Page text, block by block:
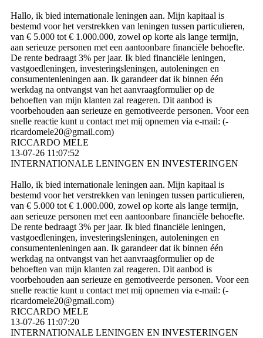
Hallo, ik bied internationale leningen aan. Mijn kapitaal is
bestemd voor het verstrekken van leningen tussen particulieren,
van € 5.000 tot € 1.000.000, zowel op korte als lange termijn,
aan serieuze personen met een aantoonbare financiële behoefte.
De rente bedraagt ​​3% per jaar. Ik bied financiële leningen,
vastgoedleningen, investeringsleningen, autoleningen en
consumentenleningen aan. Ik garandeer dat ik binnen één
werkdag na ontvangst van het aanvraagformulier op de
behoeften van mijn klanten zal reageren. Dit aanbod is
voorbehouden aan serieuze en gemotiveerde personen. Voor een
snelle reactie kunt u contact met mij opnemen via e-mail: (­
ricardomele20@­gmail.­com)­
RICCARDO MELE
13-07-26 11:07:52
INTERNATIONALE LENINGEN EN INVESTERINGEN
Hallo, ik bied internationale leningen aan. Mijn kapitaal is
bestemd voor het verstrekken van leningen tussen particulieren,
van € 5.000 tot € 1.000.000, zowel op korte als lange termijn,
aan serieuze personen met een aantoonbare financiële behoefte.
De rente bedraagt ​​3% per jaar. Ik bied financiële leningen,
vastgoedleningen, investeringsleningen, autoleningen en
consumentenleningen aan. Ik garandeer dat ik binnen één
werkdag na ontvangst van het aanvraagformulier op de
behoeften van mijn klanten zal reageren. Dit aanbod is
voorbehouden aan serieuze en gemotiveerde personen. Voor een
snelle reactie kunt u contact met mij opnemen via e-mail: (­
ricardomele20@­gmail.­com)­
RICCARDO MELE
13-07-26 11:07:20
INTERNATIONALE LENINGEN EN INVESTERINGEN